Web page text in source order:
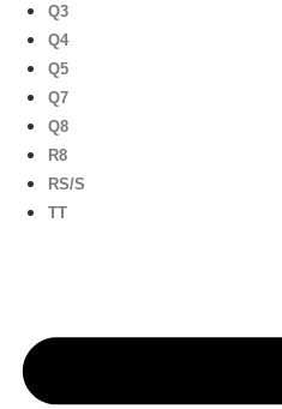
Q3
Q4
Q5
Q7
Q8
R8
RS/S
TT